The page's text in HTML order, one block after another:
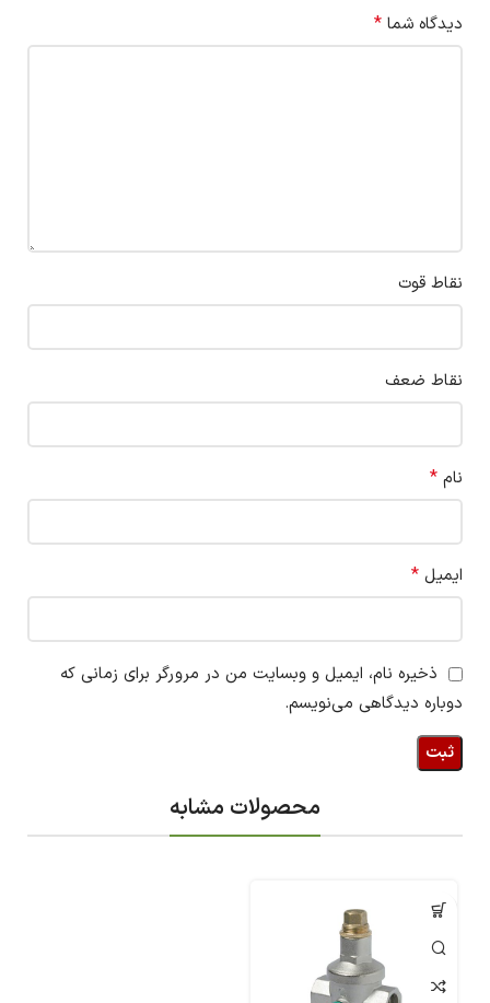
دیدگاه شما *
نقاط قوت
نقاط ضعف
نام *
ایمیل *
ذخیره نام، ایمیل و وبسایت من در مرورگر برای زمانی که
دوباره دیدگاهی می‌نویسم.
محصولات مشابه